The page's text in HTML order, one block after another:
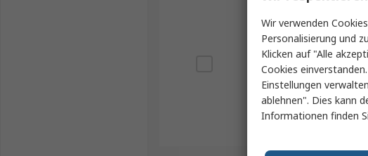
Wir verwenden
Personalisierung und
Klicken auf "Alle
Cookies
Einstellungen
ablehnen". Dies kann
Informationen finden